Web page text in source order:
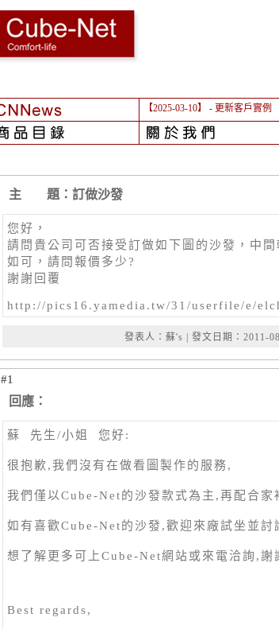
【2025-03-10】 - 更新客戶實例
主 題：訂做沙發
您好，
請問貴公司可否接受訂做如下圖的沙發，中
如可，請問報價多少?
謝謝回覆
http://pics16.yamedia.tw/31/userfile/e/
發表人：蘇's | 發文日期：2011-
#1
回應：
蘇 先生/小姐 您好:
很抱歉,我們沒有在做看圖製作的服務,
我們僅以Cube-Net的沙發款式為主,再配合
如有喜歡Cube-Net的沙發,歡迎來廠試坐並討
想了解更多可上Cube-Net網站或來電洽詢,謝
Best regards,